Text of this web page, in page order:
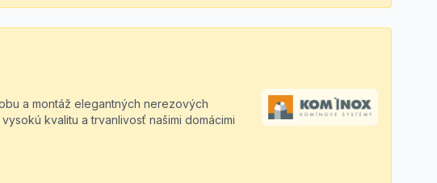
a montáž elegantných nerezových
kvalitu a trvanlivosť našimi domácimi